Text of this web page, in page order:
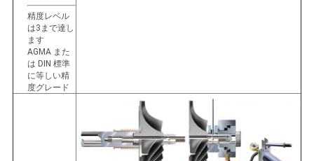
精度レベル
は3まで達し
ます
AGMA また
は DIN 標準
に等しい精
度グレード